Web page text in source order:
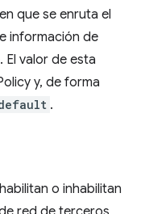
que se enruta el
información de
El valor de esta
y, de forma
.
o inhabilitan